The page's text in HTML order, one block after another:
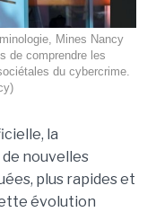
Mines Nancy
de comprendre les
du cybercrime.
la
nouvelles
plus rapides et
évolution